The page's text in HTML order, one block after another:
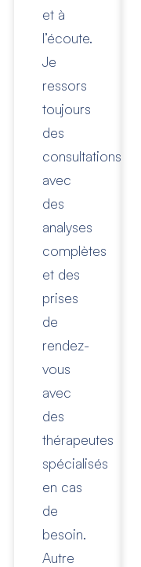
et à
l’écoute.
Je
ressors
toujours
des
consultations
avec
des
analyses
complètes
et des
prises
de
rendez-
vous
avec
des
thérapeutes
spécialisés
en cas
de
besoin.
Autre